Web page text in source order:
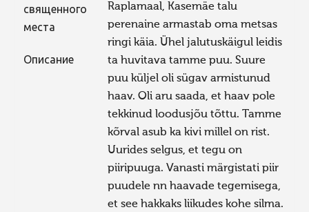
священного
места
Описание
Raplamaal, Kasemäe talu
perenaine armastab oma metsas
ringi käia. Ühel jalutuskäigul leidis
ta huvitava tamme puu. Suure
puu küljel oli sügav armistunud
haav. Oli aru saada, et haav pole
tekkinud loodusjõu tõttu. Tamme
kõrval asub ka kivi millel on rist.
Uurides selgus, et tegu on
piiripuuga. Vanasti märgistati piir
puudele nn haavade tegemisega,
et see hakkaks liikudes kohe silma.